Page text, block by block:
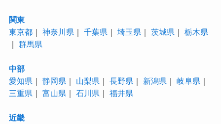
関東
東京都｜ 神奈川県 ｜ 千葉県 ｜ 埼玉県 ｜ 茨城県 ｜ 栃木県
｜ 群馬県
中部
愛知県 ｜ 静岡県 ｜ 山梨県 ｜ 長野県 ｜ 新潟県 ｜ 岐阜県 ｜
三重県 ｜ 富山県 ｜ 石川県 ｜ 福井県
近畿